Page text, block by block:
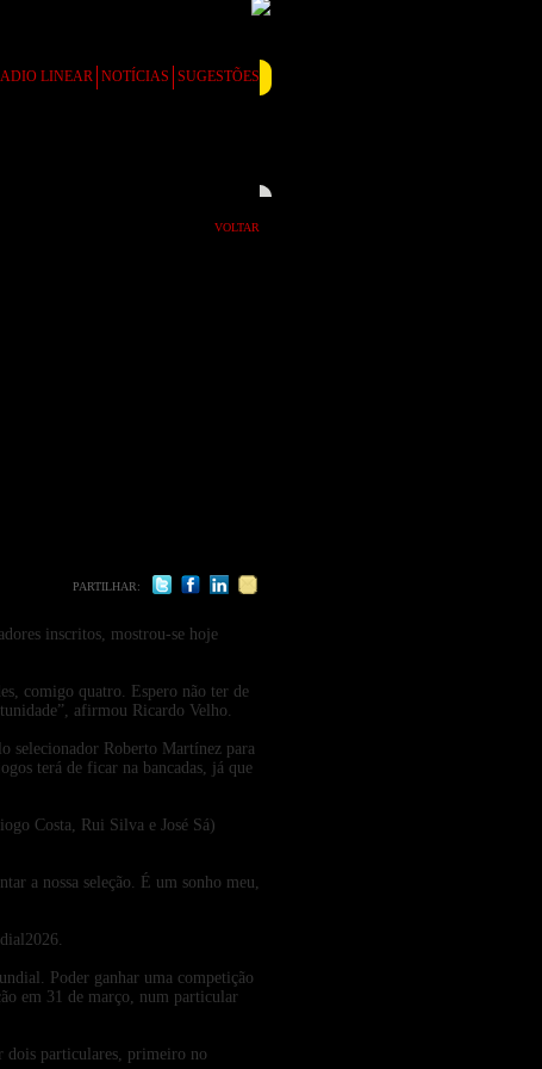
LINEAR NOTÍCIAS SUGESTÕES
VOLTAR
PARTILHAR:
inscritos, mostrou-se hoje
comigo quatro. Espero não ter de
afirmou Ricardo Velho.
selecionador Roberto Martínez para
terá de ficar na bancadas, já que
Costa, Rui Silva e José Sá)
a nossa seleção. É um sonho meu,
Poder ganhar uma competição
em 31 de março, num particular
dois particulares, primeiro no